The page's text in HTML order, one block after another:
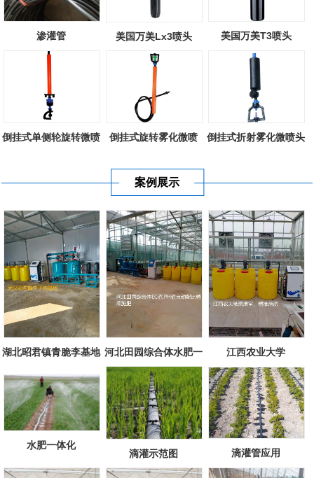
渗灌管 美国万美Lx3喷头 美国万美T3喷头
倒挂式单侧轮旋转微喷 倒挂式旋转雾化微喷 倒挂式折射雾化微喷头
案例展示
湖北昭君镇青脆李基地 河北田园综合体水肥一
体化项目
江西农业大学
水肥一体化
滴灌示范图 滴灌管应用